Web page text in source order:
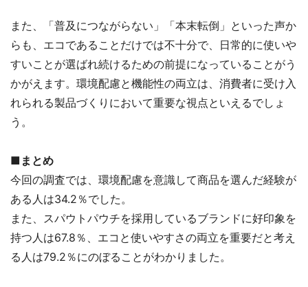
また、「普及につながらない」「本末転倒」といった声か
らも、エコであることだけでは不十分で、日常的に使いや
すいことが選ばれ続けるための前提になっていることがう
かがえます。環境配慮と機能性の両立は、消費者に受け入
れられる製品づくりにおいて重要な視点といえるでしょ
う。
■まとめ
今回の調査では、環境配慮を意識して商品を選んだ経験が
ある人は34.2％でした。
また、スパウトパウチを採用しているブランドに好印象を
持つ人は67.8％、エコと使いやすさの両立を重要だと考え
る人は79.2％にのぼることがわかりました。